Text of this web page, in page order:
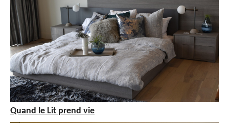
Quand le Lit prend vie